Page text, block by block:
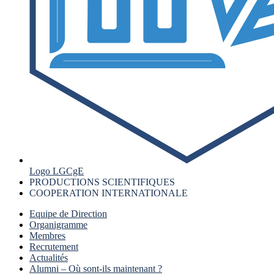
Logo LGCgE
PRODUCTIONS SCIENTIFIQUES
COOPERATION INTERNATIONALE
Equipe de Direction
Organigramme
Membres
Recrutement
Actualités
Alumni – Où sont-ils maintenant ?